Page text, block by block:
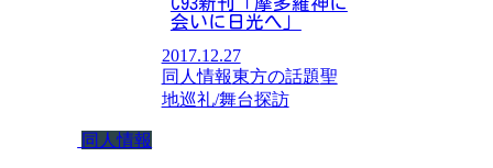
会いに日光へ」
2017.12.27
同人情報東方の話題聖
地巡礼/舞台探訪
同人情報